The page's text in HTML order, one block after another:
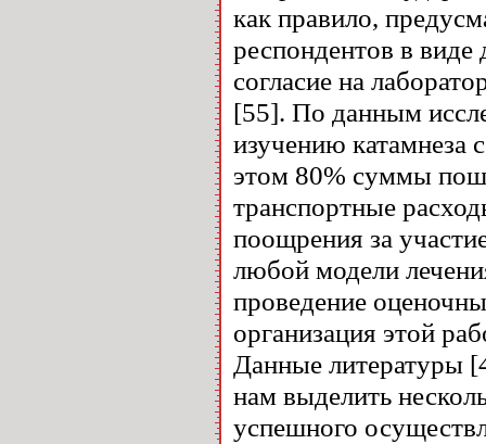
как правило,
респондентов в
согласие на
[55]. По данным
изучению катамнеза
этом 80% суммы
транспортные
поощрения за
любой модели
проведение
организация этой
Данные литературы
нам выделить
успешного